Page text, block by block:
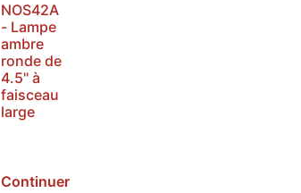
NOS42A
- Lampe
ambre
ronde de
4.5" à
faisceau
large
Continuer